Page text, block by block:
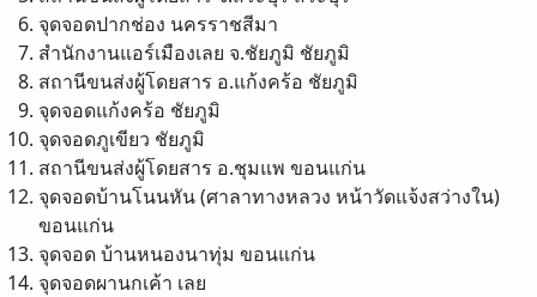
จุดจอดปากช่อง นครราชสีมา
สำนักงานแอร์เมืองเลย จ.ชัยภูมิ ชัยภูมิ
สถานีขนส่งผู้โดยสาร อ.แก้งคร้อ ชัยภูมิ
จุดจอดแก้งคร้อ ชัยภูมิ
จุดจอดภูเขียว ชัยภูมิ
สถานีขนส่งผู้โดยสาร อ.ชุมแพ ขอนแก่น
จุดจอดบ้านโนนหัน (ศาลาทางหลวง หน้าวัดแจ้งสว่างใน)
ขอนแก่น
จุดจอด บ้านหนองนาทุ่ม ขอนแก่น
จุดจอดผานกเค้า เลย